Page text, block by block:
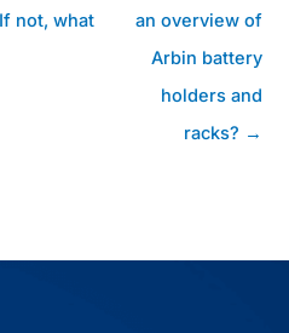
not, what
an overview of
Arbin battery
holders and
racks? →